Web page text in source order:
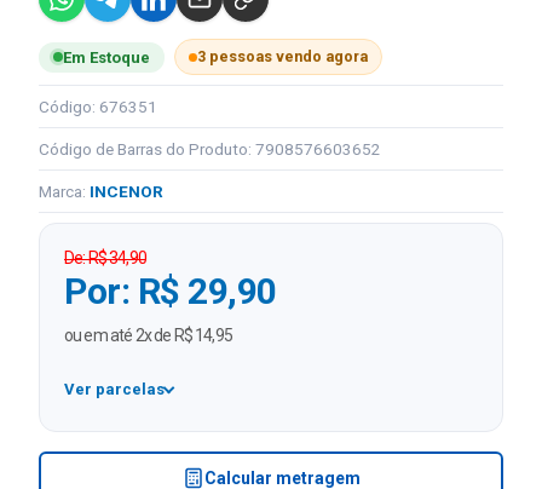
Em Estoque 3 pessoas vendo agora
Código: 676351
Código de Barras do Produto: 7908576603652
Marca: INCENOR
De: R$ 34,90
Por: R$ 29,90
ou em até 2x de R$ 14,95
Ver parcelas
1x R$ 29,90
R$ 14,95 sem juros
Calcular metragem